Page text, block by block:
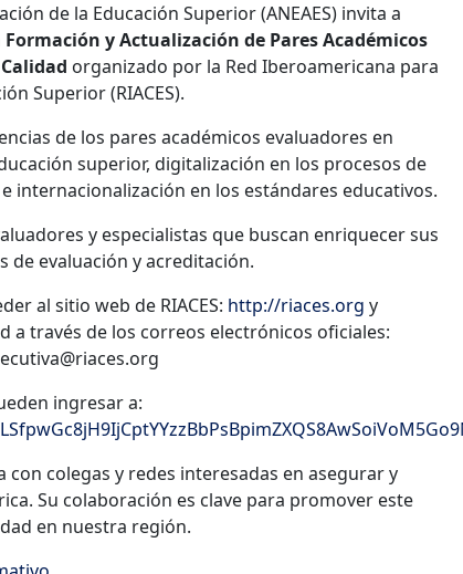
de la Educación Superior (ANEAES) invita a
y Actualización de Pares Académicos
organizado por la Red Iberoamericana para
Superior (RIACES).
de los pares académicos evaluadores en
superior, digitalización en los procesos de
internacionalización en los estándares educativos.
y especialistas que buscan enriquecer sus
de evaluación y acreditación.
al sitio web de RIACES: http://riaces.org y
a través de los correos electrónicos oficiales:
ingresar a:
colegas y redes interesadas en asegurar y
Su colaboración es clave para promover este
en nuestra región.